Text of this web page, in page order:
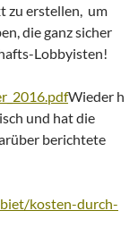
zu erstellen, um
die ganz sicher
Lobbyisten!
Wieder h
und hat die
berichtete
kosten-durch-